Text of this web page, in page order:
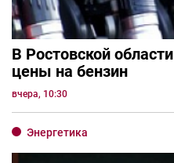
В Ростовской
цены на бензин
вчера, 10:30
Энергетика